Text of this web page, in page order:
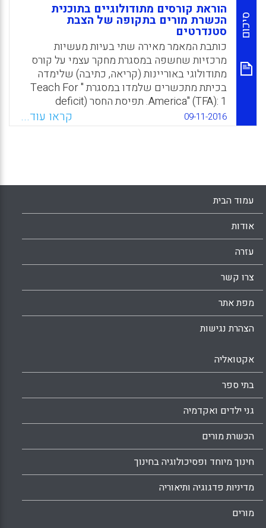
סיכום
הוראת קורסים מתודולוגיים בתוכנית
הכשרת מורים בתקופה של הצבת
סטנדרטים
כותבת המאמר מאירה שתי בעיות מעשיות
מרכזיות שחשפה במסגרת מחקר עצמי על קורס
מתודולוגי באוריינות (קריאה, כתיבה) שלימדה
בכיתת מתכשרים שלמדו במסגרת " Teach For
America" (TFA): 1. תפיסת החסר (deficit
perspectives) ו-2. העדר אוטונומיה. זאת
בתקופה המאופיינת בפיקוח מדינתי ומחוזי קפדני
תפיסה טכנית/מרשמית של ההוראה וראיה
סטראוטיפית של תלמידים.
09-11-2016 קראו עוד...
עמוד הבית
אודות
עזרה
צרו קשר
מפת אתר
הצהרת נגישות
אקטואליה
בתי ספר
גני ילדים ואקדמיה
הכשרת מורים
חינוך מיוחד ופסיכולוגיה בחינוך
מדיניות פדגוגיה ותיאוריה
מורים